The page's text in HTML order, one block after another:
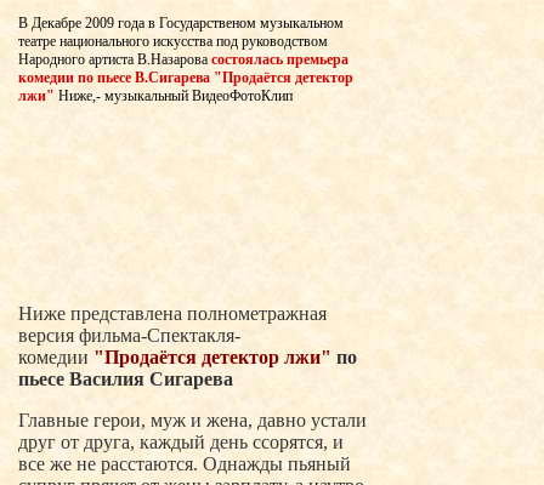
В Декабре 2009 года в Государственом музыкальном
театре национального искусства под руководством
Народного артиста В.Назарова состоялась премьера
комедии по пьесе В.Сигарева "Продаётся детектор
лжи" Ниже,- музыкальный ВидеоФотоКлип
Ниже представлена полнометражная
версия фильма-Спектакля-
комедии "Продаётся детектор лжи" по
пьесе Василия Сигарева
Главные герои, муж и жена, давно устали
друг от друга, каждый день ссорятся, и
все же не расстаются. Однажды пьяный